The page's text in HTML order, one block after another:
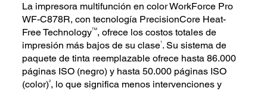
La impresora multifunción en color WorkForce Pro
WF-C878R, con tecnología PrecisionCore Heat-
Free TechnologyTM, ofrece los costos totales de
impresión más bajos de su clase1. Su sistema de
paquete de tinta reemplazable ofrece hasta 86.000
páginas ISO (negro) y hasta 50.000 páginas ISO
(color)2, lo que significa menos intervenciones y